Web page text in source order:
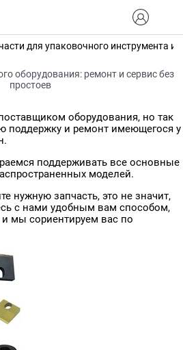
для упаковочного инструмента и
оборудования: ремонт и сервис без
простоев
оборудования, но так
поддержку и ремонт имеющегося у
поддерживать все основные
моделей.
нужную запчасть, это не значит,
с нами удобным вам способом,
и мы сориентируем вас по